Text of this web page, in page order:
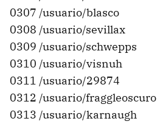
0307 /usuario/blasco
0308 /usuario/sevillax
0309 /usuario/schwepps
0310 /usuario/visnuh
0311 /usuario/29874
0312 /usuario/fraggleoscuro
0313 /usuario/karnaugh